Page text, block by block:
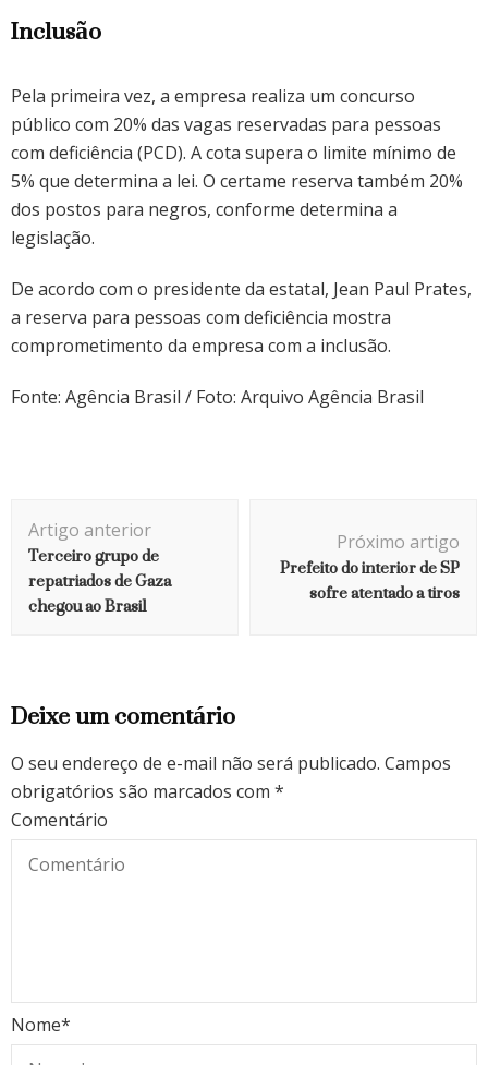
Inclusão
Pela primeira vez, a empresa realiza um concurso
público com 20% das vagas reservadas para pessoas
com deficiência (PCD). A cota supera o limite mínimo de
5% que determina a lei. O certame reserva também 20%
dos postos para negros, conforme determina a
legislação.
De acordo com o presidente da estatal, Jean Paul Prates,
a reserva para pessoas com deficiência mostra
comprometimento da empresa com a inclusão.
Fonte: Agência Brasil / Foto: Arquivo Agência Brasil
de
post
Artigo anterior
Terceiro grupo de
repatriados de Gaza
chegou ao Brasil
Próximo artigo
Prefeito do interior de SP
sofre atentado a tiros
Deixe um comentário
O seu endereço de e-mail não será publicado. Campos
obrigatórios são marcados com *
Comentário
Nome*